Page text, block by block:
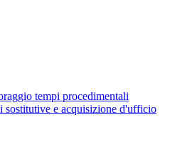
tempi procedimentali
sostitutive e acquisizione d'ufficio